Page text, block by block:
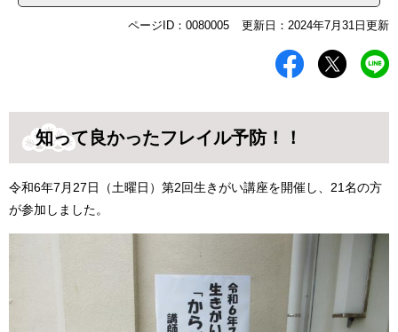
ページID：0080005 更新日：2024年7月31日更新
知って良かったフレイル予防！！
令和6年7月27日（土曜日）第2回生きがい講座を開催し、21名の方
が参加しました。